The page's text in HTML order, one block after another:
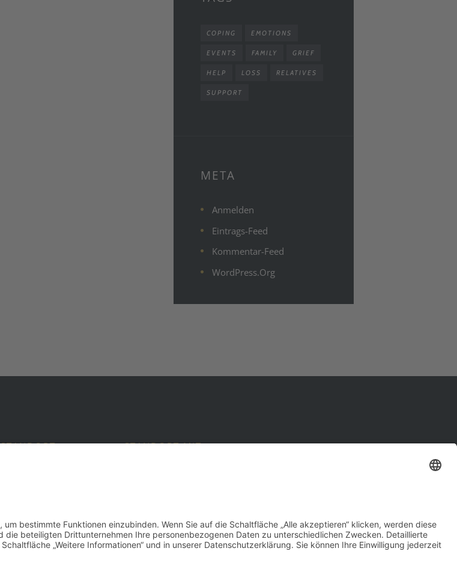
COPING EMOTIONS
EVENTS FAMILY GRIEF
HELP LOSS RELATIVES
SUPPORT
META
Anmelden
Eintrags-Feed
Kommentar-Feed
WordPress.org
STANDORT
Tel.: 0 23 65 - 4 26 57
Fax: 0 23 65 - 41 33 09
STANDORT MIT
Tel.: 0 23 65 - 1 26 30
Fax: 0 23 65 - 1 49 36